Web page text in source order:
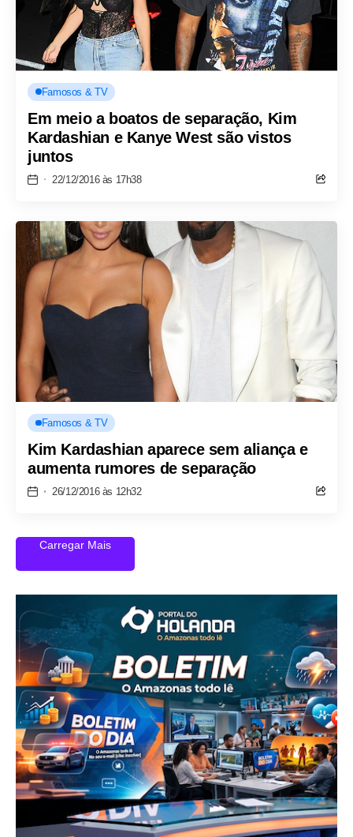
Famosos & TV
Em meio a boatos de separação, Kim
Kardashian e Kanye West são vistos
juntos
22/12/2016 às 17h38
Famosos & TV
Kim Kardashian aparece sem aliança e
aumenta rumores de separação
26/12/2016 às 12h32
Carregar Mais